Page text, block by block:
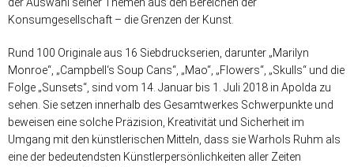
der Auswahl seiner Themen aus den Bereichen der
Konsumgesellschaft – die Grenzen der Kunst.
Rund 100 Originale aus 16 Siebdruckserien, darunter „Marilyn
Monroe“, „Campbell‘s Soup Cans“, „Mao“, „Flowers“, „Skulls“ und die
Folge „Sunsets“, sind vom 14. Januar bis 1. Juli 2018 in Apolda zu
sehen. Sie setzen innerhalb des Gesamtwerkes Schwerpunkte und
beweisen eine solche Präzision, Kreativität und Sicherheit im
Umgang mit den künstlerischen Mitteln, dass sie Warhols Ruhm als
eine der bedeutendsten Künstlerpersönlichkeiten aller Zeiten